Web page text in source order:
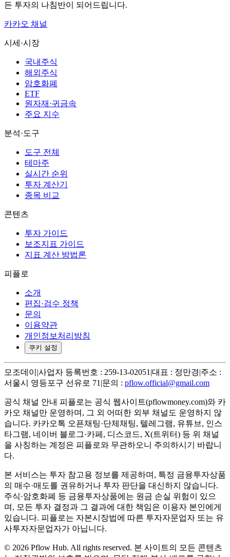
든 투자의 나침반이 되어드립니다.
카카오 채널
시세·시장
국내주식
해외주식
암호화폐
ETF
원자재·귀금속
주요 지수
분석·도구
도구 전체
테마주
실시간 순위
투자 계산기
종목 비교
콘텐츠
투자 가이드
보조지표 가이드
지표 계산 방법론
피플로
소개
편집·검수 정책
문의
이용약관
개인정보처리방침
쿠키 설정
모조데이 |사업자 등록번호 : 259-13-02051|대표 : 정만경|주소 :
서울시 영등포구 선유로 71|문의 : pflow.official@gmail.com
공식 채널 안내 피플로는 공식 웹사이트(pflowmoney.com)와 카
카오 채널만 운영하며, 그 외 어떠한 외부 채널도 운영하지 않
습니다. 카카오톡 오픈채팅·단체채팅, 텔레그램, 유튜브, 인스
타그램, 네이버 블로그·카페, 디스코드, X(트위터) 등 위 채널
을 사칭하는 계정은 피플로와 무관하오니 주의하시기 바랍니
다.
본 서비스는 투자 참고용 정보를 제공하며, 특정 금융투자상품
의 매수·매도를 권유하거나 투자 판단을 대신하지 않습니다.
주식·암호화폐 등 금융투자상품에는 원금 손실 위험이 있으
며, 모든 투자 결정과 그 결과에 대한 책임은 이용자 본인에게
있습니다. 피플로는 자본시장법에 따른 투자자문업자 또는 유
사투자자문업자가 아닙니다.
© 2026 Pflow Hub. All rights reserved. 본 사이트의 모든 콘텐츠